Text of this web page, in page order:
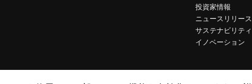
投資家情報
ニュースリリース
サステナビリティ
イノベーション